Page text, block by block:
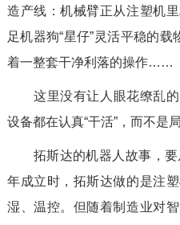
造产线：机械臂正从注塑机
足机器狗“星仔”灵活平稳的载
着一整套干净利落的操作……
这里没有让人眼花缭乱
设备都在认真“干活”，而不是局
拓斯达的机器人故事，
年成立时，拓斯达做的是注
湿、温控。但随着制造业对